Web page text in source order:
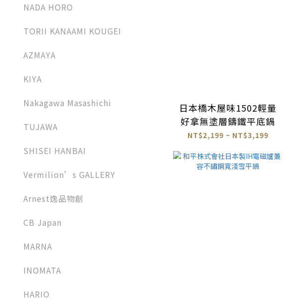
NADA HORO
TORII KANAAMI KOUGEI
AZMAYA
KIYA
Nakagawa Masashichi
TUJAWA
SHISEI HANBAI
Vermilion’s GALLERY
Arnest逸品物創
CB Japan
MARNA
INOMATA
HARIO
日本橋木屋味1502輕量
好拿無塗層鑄鐵平底鍋
NT$2,199 ~ NT$3,199